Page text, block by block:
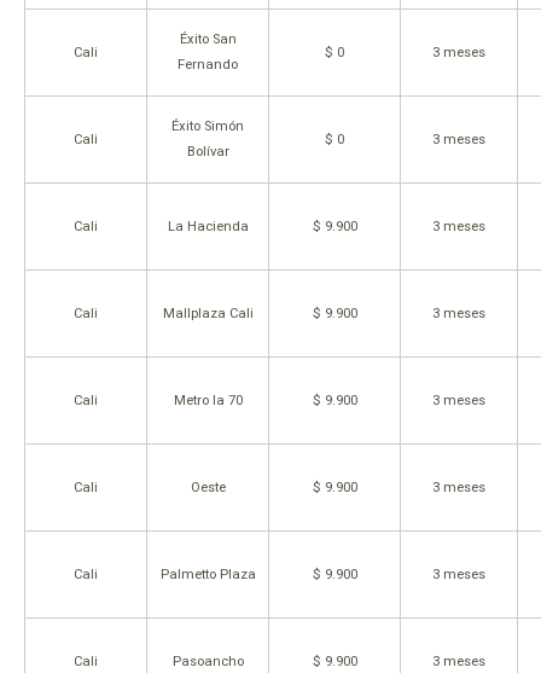
Cali
Éxito San
Fernando
$ 0 3 meses
Cali
Éxito Simón
Bolívar
$ 0 3 meses
Cali La Hacienda $ 9.900 3 meses
Cali Mallplaza Cali $ 9.900 3 meses
Cali Metro la 70 $ 9.900 3 meses
Cali Oeste $ 9.900 3 meses
Cali Palmetto Plaza $ 9.900 3 meses
Cali Pasoancho $ 9.900 3 meses